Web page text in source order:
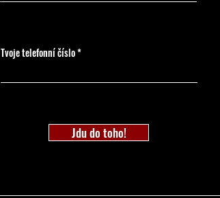
Tvoje telefonní číslo
Jdu do toho!